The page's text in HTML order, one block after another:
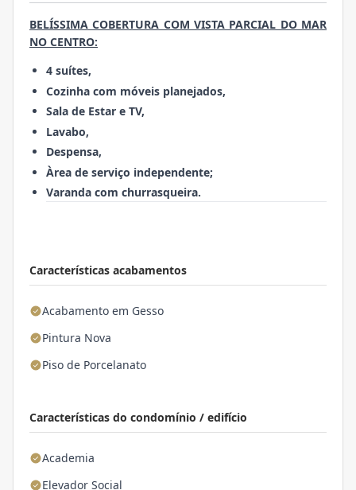
Características acabamentos
Acabamento em Gesso
Pintura Nova
Piso de Porcelanato
Características do condomínio / edifício
Academia
Elevador Social
BELÍSSIMA COBERTURA COM VISTA PARCIAL DO MAR
NO CENTRO:
4 suítes,
Cozinha com móveis planejados,
Sala de Estar e TV,
Lavabo,
Despensa,
Àrea de serviço independente;
Varanda com churrasqueira.